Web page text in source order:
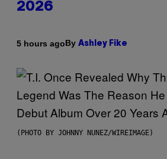
2026
5 hours agoBy Ashley Fike
(PHOTO BY JOHNNY NUNEZ/WIREIMAGE)